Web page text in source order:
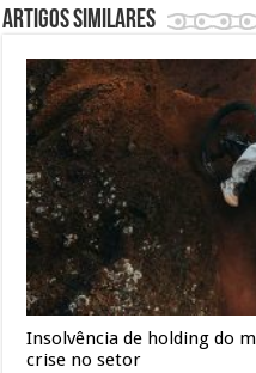
Artigos similares
Insolvência de holding do
crise no setor